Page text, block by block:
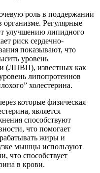
роль в поддержании
организме. Регулярные
улучшению липидного
риск сердечно-
показывают, что
уровень
(ЛПВП), известных как
липопротеинов
холестерина.
которые физическая
является
способствуют
что помогает
жиры и
мышцы используют
что способствует
в крови.